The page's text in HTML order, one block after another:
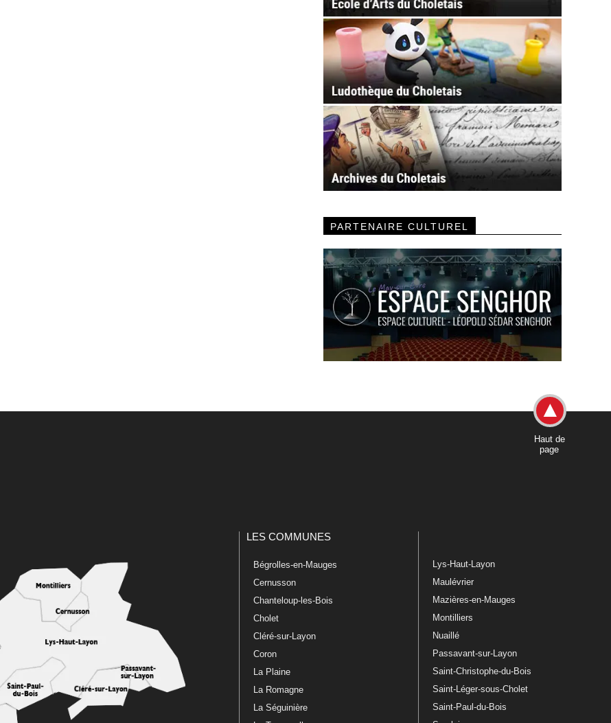
PARTENAIRE CULTUREL
Haut de
page
LES COMMUNES
Bégrolles-en-Mauges
Cernusson
Chanteloup-les-Bois
Cholet
Cléré-sur-Layon
Coron
La Plaine
La Romagne
La Séguinière
Lys-Haut-Layon
Maulévrier
Mazières-en-Mauges
Montilliers
Nuaillé
Passavant-sur-Layon
Saint-Christophe-du-Bois
Saint-Léger-sous-Cholet
Saint-Paul-du-Bois